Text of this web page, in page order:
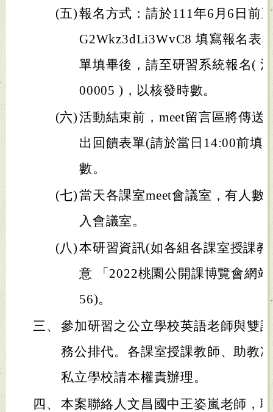
(五)報名方式：請於111年6月6日前
G2Wkz3dLi3WvC8 填寫報名表
單填畢後，請至研習系統報名(
00005 )，以核發時數。
(六)活動結束前，meet留言區將傳送
出回饋表單(請於當日14:00前填
數。
(七)當天各課室meet會議室，有人數
入會議室。
(八)本研習資訊(如各組各課室授課
意 「2022桃園公開課博覽會網
56)。
三、 參加研習之公立學校英語老師與雙
務公排代。各課室授課教師、助教
私立學校請本權責辦理。
四、 本案聯絡人文昌國中王姿嵐老師，